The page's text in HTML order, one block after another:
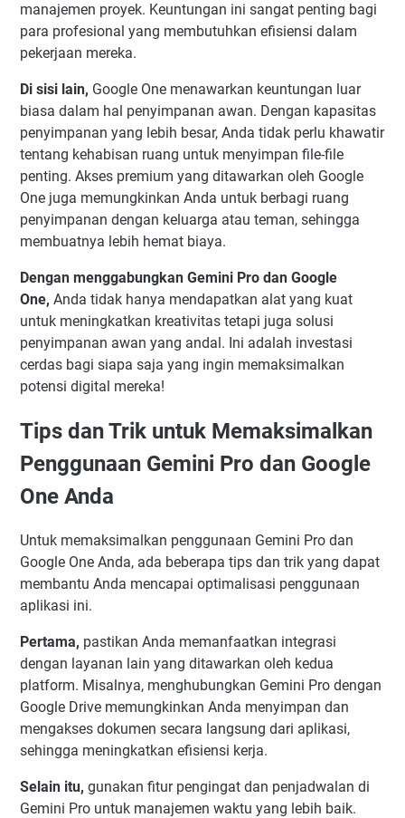
manajemen proyek. Keuntungan ini sangat penting bagi
para profesional yang membutuhkan efisiensi dalam
pekerjaan mereka.
Di sisi lain, Google One menawarkan keuntungan luar
biasa dalam hal penyimpanan awan. Dengan kapasitas
penyimpanan yang lebih besar, Anda tidak perlu khawatir
tentang kehabisan ruang untuk menyimpan file-file
penting. Akses premium yang ditawarkan oleh Google
One juga memungkinkan Anda untuk berbagi ruang
penyimpanan dengan keluarga atau teman, sehingga
membuatnya lebih hemat biaya.
Dengan menggabungkan Gemini Pro dan Google
One, Anda tidak hanya mendapatkan alat yang kuat
untuk meningkatkan kreativitas tetapi juga solusi
penyimpanan awan yang andal. Ini adalah investasi
cerdas bagi siapa saja yang ingin memaksimalkan
potensi digital mereka!
Tips dan Trik untuk Memaksimalkan
Penggunaan Gemini Pro dan Google
One Anda
Untuk memaksimalkan penggunaan Gemini Pro dan
Google One Anda, ada beberapa tips dan trik yang dapat
membantu Anda mencapai optimalisasi penggunaan
aplikasi ini.
Pertama, pastikan Anda memanfaatkan integrasi
dengan layanan lain yang ditawarkan oleh kedua
platform. Misalnya, menghubungkan Gemini Pro dengan
Google Drive memungkinkan Anda menyimpan dan
mengakses dokumen secara langsung dari aplikasi,
sehingga meningkatkan efisiensi kerja.
Selain itu, gunakan fitur pengingat dan penjadwalan di
Gemini Pro untuk manajemen waktu yang lebih baik.